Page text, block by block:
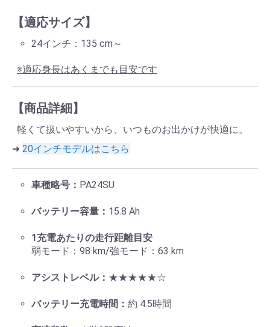
【適応サイズ】
24インチ：135 cm～
※適応身長はあくまでも目安です
【商品詳細】
軽くて扱いやすいから、いつものお出かけが快適に。
➜ 20インチモデルはこちら
車種略号： PA24SU
バッテリー容量： 15.8 Ah
1充電あたりの走行距離目安
弱モード：98 km/強モード：63 km
アシストレベル： ★★★★★☆
バッテリー充電時間： 約 4.5時間